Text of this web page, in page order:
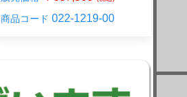
商品コード 022-1219-00 商